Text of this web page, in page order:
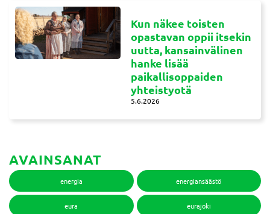
Kun näkee toisten
opastavan oppii itsekin
uutta, kansainvälinen
hanke lisää
paikallisoppaiden
yhteistyotä
5.6.2026
AVAINSANAT
energia energiansäästö
eura eurajoki